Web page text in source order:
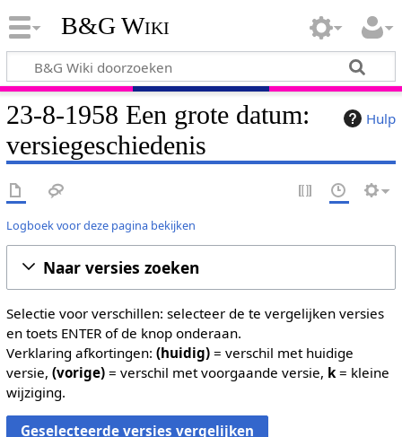
B&G Wiki
Hulp
23-8-1958 Een grote datum:
versiegeschiedenis
Logboek voor deze pagina bekijken
Naar versies zoeken
Selectie voor verschillen: selecteer de te vergelijken versies
en toets ENTER of de knop onderaan.
Verklaring afkortingen: (huidig)= verschil met huidige
versie, (vorige)= verschil met voorgaande versie, k= kleine
wijziging.